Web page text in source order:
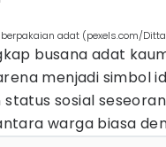
adat (pexels.com/
busana adat
menjadi simbol
sosial
warga biasa